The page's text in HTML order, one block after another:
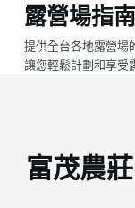
跳
至
主
露營場指南
提供全台各地露營場
讓您輕鬆計劃和享受
富茂農